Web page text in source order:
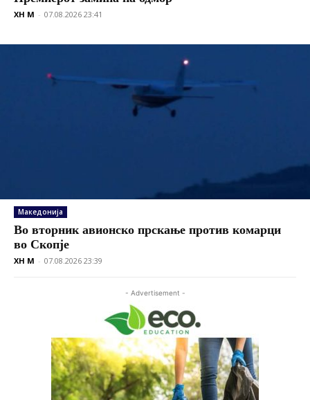
XH M - 07.08.2026 23:41
Македонија
Во вторник авионско прскање против комарци
во Скопје
XH M - 07.08.2026 23:39
- Advertisement -